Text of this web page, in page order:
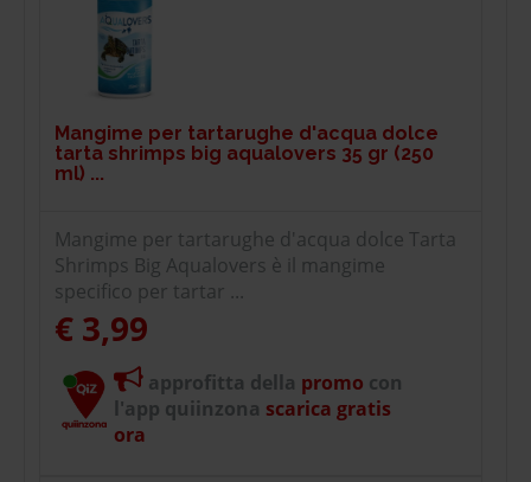
Mangime per tartarughe d'acqua dolce
tarta shrimps big aqualovers 35 gr (250
ml) ...
Mangime per tartarughe d'acqua dolce Tarta
Shrimps Big Aqualovers è il mangime
specifico per tartar ...
€ 3,99
approfitta della promo con
l'app quiinzona scarica gratis
ora